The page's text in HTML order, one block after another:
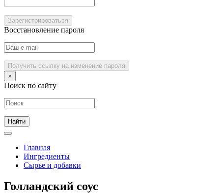
Зарегистрироваться
Восстановление пароля
Получить ссылку на изменение пароля
×
Поиск по сайту
Главная
Ингредиенты
Сырье и добавки
Голландский соус